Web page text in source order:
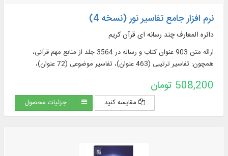
نرم افزار جامع تفاسیر نور (نسخه 4)
دائره المعارف چند رسانه ای قرآن کریم
ارائه متن 903 عنوان کتاب و رساله در 3564 جلد از منابع مهم قرآنی،
همچون: تفاسیر ترتیبی (463 عنوان)، تفاسیر موضوعی (72 عنوان)،
عنوان)، پرسمان‌های قرآنی (32 عنوان)
508,200 تومان
مقایسه کنید جزئیات محصول